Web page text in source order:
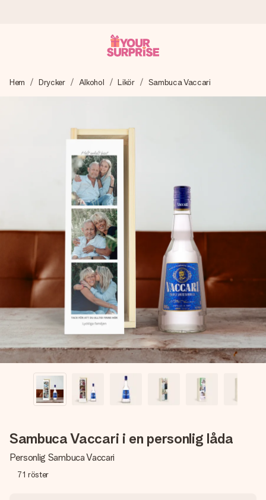
Vi skapar din gåva med omsorg och skickar den blixtsnabbt
– så att du kan ge den i precis rätt tid, när det betyder som
4,6 (baserat på +15 000 recensioner)
Våra gåvor inspirerar. Kunder ger oss 4,6 på Google
Gratis hälsning
Skapa något unikt med bara några få steg – med hennes
namn, ditt foto eller ett meddelande som verkligen berör
hennes hjärta. Inget krångel, bara med all kärlek för stunden.
Hem Drycker Alkohol Likör Sambuca Vaccari
Sambuca Vaccari i en personlig låda
Personlig Sambuca Vaccari
71 röster